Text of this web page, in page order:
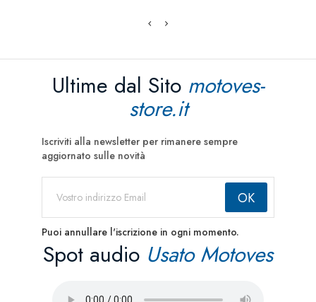
Ultime dal Sito motoves-
store.it
Iscriviti alla newsletter per rimanere sempre
aggiornato sulle novità
Puoi annullare l'iscrizione in ogni momento.
Spot audio Usato Motoves